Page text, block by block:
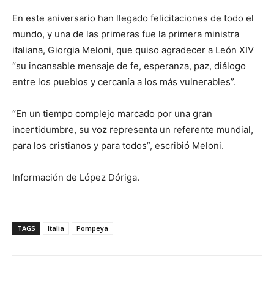
En este aniversario han llegado felicitaciones de todo el
mundo, y una de las primeras fue la primera ministra
italiana, Giorgia Meloni, que quiso agradecer a León XIV
“su incansable mensaje de fe, esperanza, paz, diálogo
entre los pueblos y cercanía a los más vulnerables”.
“En un tiempo complejo marcado por una gran
incertidumbre, su voz representa un referente mundial,
para los cristianos y para todos”, escribió Meloni.
Información de López Dóriga.
TAGS Italia Pompeya